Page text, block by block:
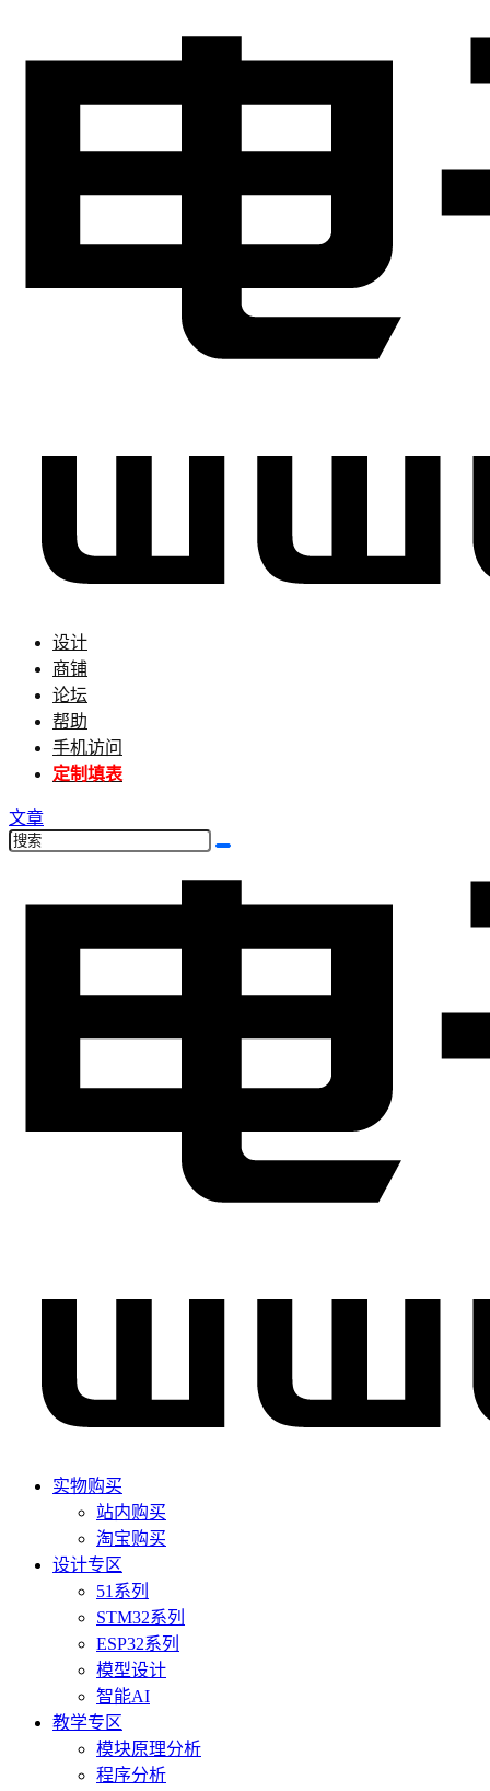
设计
商铺
论坛
帮助
手机访问
定制填表
文章
实物购买
站内购买
淘宝购买
设计专区
51系列
STM32系列
ESP32系列
模型设计
智能AI
教学专区
模块原理分析
程序分析